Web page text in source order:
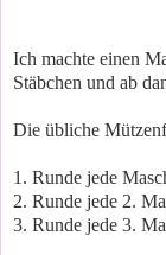
Ich machte einen
Stäbchen und ab
Die übliche
1. Runde jede
2. Runde jede 2.
3. Runde jede 3.